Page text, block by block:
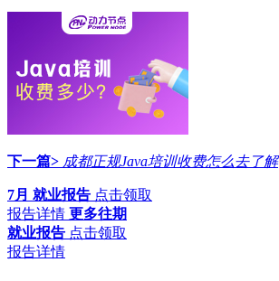
下一篇> 成都正规Java培训收费怎么去了解
7月 就业报告 点击领取
报告详情 更多往期
就业报告 点击领取
报告详情